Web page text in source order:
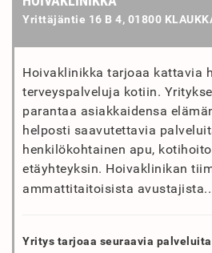
Yrittäjäntie 16 B 4, 01800
Hoivaklinikka tarjoaa kattavia
terveyspalveluja kotiin.
parantaa asiakkaidensa
helposti saavutettavia
henkilökohtainen apu,
etäyhteyksin. Hoivaklinikan
ammattitaitoisista
Yritys tarjoaa seuraavia